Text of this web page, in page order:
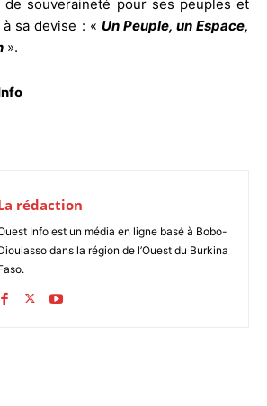
de souveraineté pour ses peuples et
sa devise : « Un Peuple, un Espace,
».
rédaction
Info est un média en ligne basé à Bobo-
dans la région de l’Ouest du Burkina